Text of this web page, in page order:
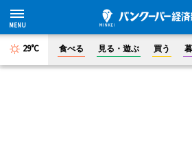
29°C 食べる 見る・遊ぶ 買う